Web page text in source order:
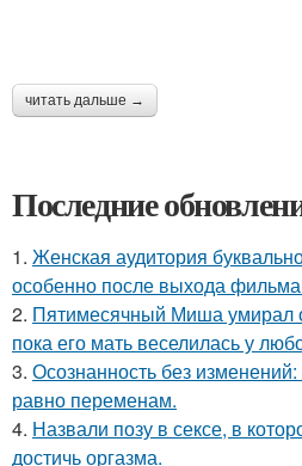
читать дальше →
Последние
1. Женская аудитория
особенно после выхода
2. Пятимесячный Миша умирал
пока его мать веселилась у
3. Осознанность без
равно переменам.
4. Назвали позу в сексе, в
достичь оргазма.